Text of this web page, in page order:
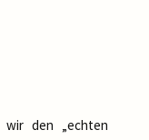
wir den „echten